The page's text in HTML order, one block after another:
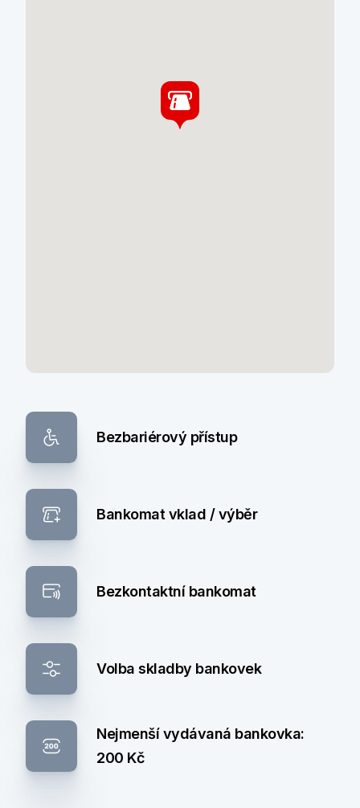
Bezbariérový přístup
Bankomat vklad / výběr
Bezkontaktní bankomat
Volba skladby bankovek
Nejmenší vydávaná bankovka:
200 Kč